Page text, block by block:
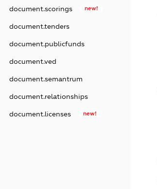
document.scorings new!
document.tenders
document.publicfunds
document.ved
document.semantrum
document.relationships
document.licenses new!